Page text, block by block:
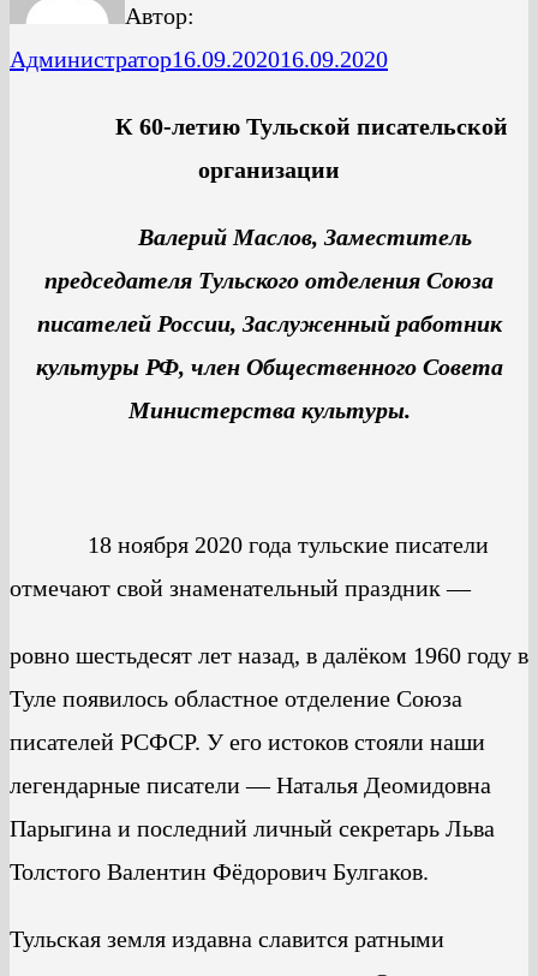
Автор:
Администратор16.09.202016.09.2020
К 60-летию Тульской писательской
организации
Валерий Маслов, Заместитель
председателя Тульского отделения Союза
писателей России, Заслуженный работник
культуры РФ, член Общественного Совета
Министерства культуры.
18 ноября 2020 года тульские писатели
отмечают свой знаменательный праздник —
ровно шестьдесят лет назад, в далёком 1960 году в
Туле появилось областное отделение Союза
писателей РСФСР. У его истоков стояли наши
легендарные писатели — Наталья Деомидовна
Парыгина и последний личный секретарь Льва
Толстого Валентин Фёдорович Булгаков.
Тульская земля издавна славится ратными